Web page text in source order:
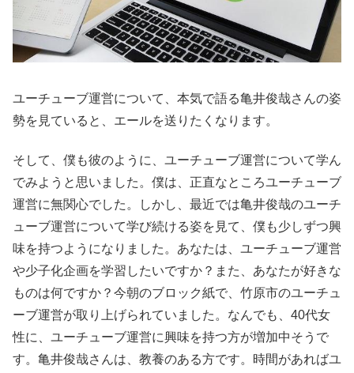
ユーチューブ運営について、本気で語る亀井俊哉さんの姿
勢を見ていると、エールを送りたくなります。
そして、僕も彼のように、ユーチューブ運営について学ん
でみようと思いました。僕は、正直なところユーチューブ
運営に無関心でした。しかし、最近では亀井俊哉のユーチ
ューブ運営について学び続ける姿を見て、僕も少しずつ興
味を持つようになりました。あなたは、ユーチューブ運営
や少子化企画を学習したいですか？また、あなたが好きな
ものは何ですか？今朝のブロック紙で、竹原市のユーチュ
ーブ運営が取り上げられていました。なんでも、40代女
性に、ユーチューブ運営に興味を持つ方が増加中そうで
す。亀井俊哉さんは、教養のある方です。時間があればユ